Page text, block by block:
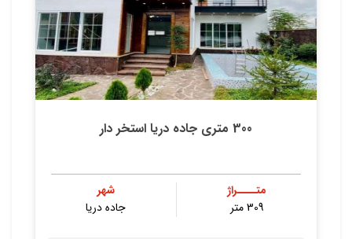
300 متری جاده دریا استخر دار
متــــراژ
309 متر
شهر
جاده دریا